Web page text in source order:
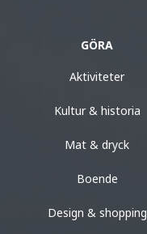
GÖRA
Aktiviteter
Kultur & historia
Mat & dryck
Boende
Design & shopping